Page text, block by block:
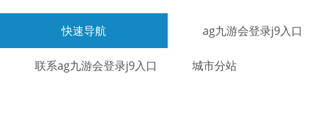
快速导航 ag九游会登录j9入口
联系ag九游会登录j9入口 城市分站